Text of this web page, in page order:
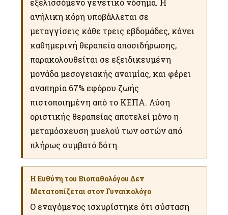
εξελισσόμενο γενετικό νόσημα. Η
ανήλικη κόρη υποβάλλεται σε
μεταγγίσεις κάθε τρεις εβδομάδες, κάνει
καθημερινή θεραπεία αποσιδήρωσης,
παρακολουθείται σε εξειδικευμένη
μονάδα μεσογειακής αναιμίας, και φέρει
αναπηρία 67% εφόρου ζωής
πιστοποιημένη από το ΚΕΠΑ. Λύση
οριστικής θεραπείας αποτελεί μόνο η
μεταμόσχευση μυελού των οστών από
πλήρως συμβατό δότη.
Η Ευθύνη του Βιοπαθολόγου Δεν
Μετατοπίζεται στον Γυναικολόγο
Ο εναγόμενος ισχυρίστηκε ότι σύσταση